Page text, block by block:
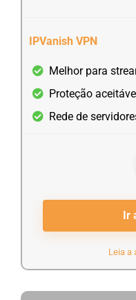
IPVanish VPN
Melhor para
Proteção
Rede de
Ir
Leia a